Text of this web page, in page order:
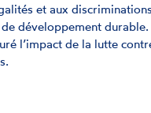
et aux
développement
l’impact de la lutte